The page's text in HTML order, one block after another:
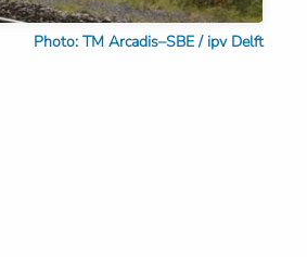
Photo: TM Arcadis–SBE / ipv Delft